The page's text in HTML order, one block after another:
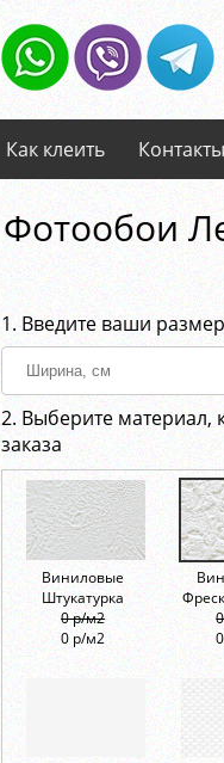
Как клеить Контакты
Фотообои
1. Введите ваши
2. Выберите материал,
заказа
Виниловые
Штукатурка
0 р/м2
0 р/м2